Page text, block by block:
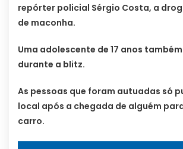
repórter policial Sérgio Costa, a
de maconha.
Uma adolescente de 17 anos
durante a blitz.
As pessoas que foram autuadas só
local após a chegada de alguém
carro.